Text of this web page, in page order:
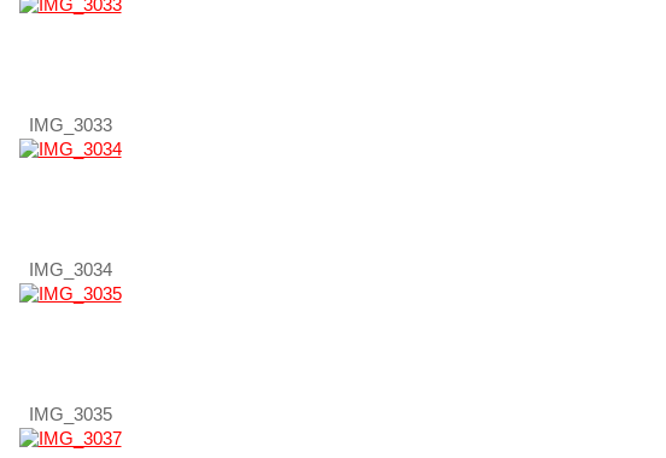
IMG_3033
IMG_3034
IMG_3035